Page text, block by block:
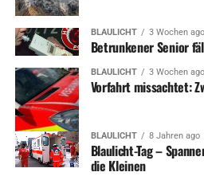
BLAULICHT 3 Wochen ago
Betrunkener Senior
BLAULICHT 3 Wochen ago
Vorfahrt missachtet:
BLAULICHT 8 Jahren ago
Blaulicht-Tag –
die Kleinen